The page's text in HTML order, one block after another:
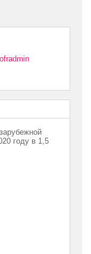
году в 1,5